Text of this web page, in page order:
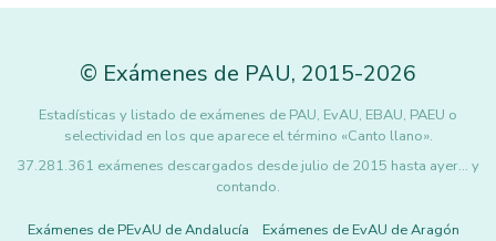
© Exámenes de PAU, 2015-2026
Estadísticas y listado de exámenes de PAU, EvAU, EBAU, PAEU o
selectividad en los que aparece el término «Canto llano».
37.281.361 exámenes descargados desde julio de 2015 hasta ayer... y
contando.
Exámenes de PEvAU de Andalucía
Exámenes de EvAU de Aragón